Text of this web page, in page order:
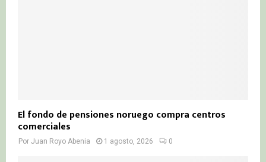
El fondo de pensiones noruego compra centros
comerciales
Por Juan Royo Abenia 1 agosto, 2026 0